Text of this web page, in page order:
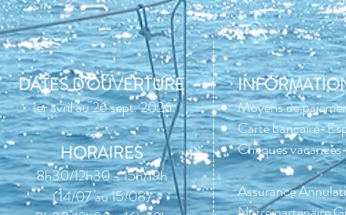
DATES D'OUVERTURE
1er avril au 26 sept. 2026
HORAIRES
8h30/12h30 - 15h/19h
(14/07 au 15/08)
Moyens de
Carte bancaire-
Chèques
Assurance